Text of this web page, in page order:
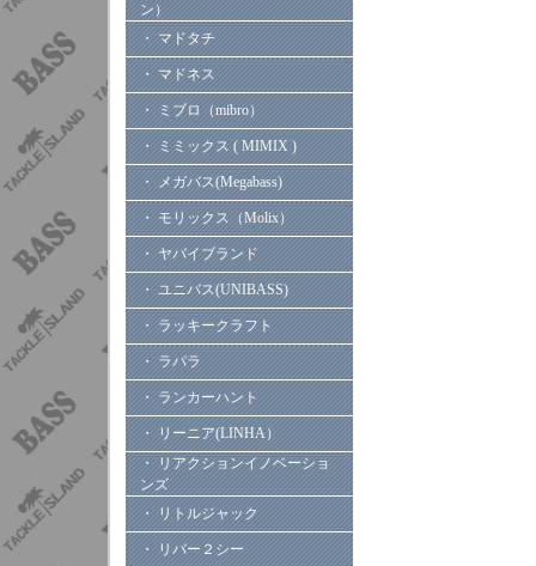
ン）
・ マドタチ
・ マドネス
・ ミブロ（mibro）
・ ミミックス ( MIMIX )
・ メガバス(Megabass)
・ モリックス（Molix）
・ ヤバイブランド
・ ユニバス(UNIBASS)
・ ラッキークラフト
・ ラパラ
・ ランカーハント
・ リーニア(LINHA）
・ リアクションイノベーショ
ンズ
・ リトルジャック
・ リバー２シー